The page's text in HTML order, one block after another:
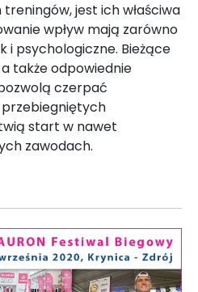
jest ich właściwa
wpływ mają zarówno
i psychologiczne. Bieżące
także odpowiednie
czerpać
start w nawet
zawodach.